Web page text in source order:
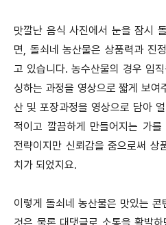
맛깔난 음식 사진에서 눈을 잠시
면, 돌쇠네 농산물은 상품력과 진
고 있습니다. 농수산물의 경우 임
싱하는 과정을 영상으로 짧게 보여
산 및 포장과정을 영상으로 담아
적이고 깔끔하게 만들어지는 가
전략이지만 신뢰감을 줌으로써
치가 되었지요.
이렇게 돌쇠네 농산물은 맛있는